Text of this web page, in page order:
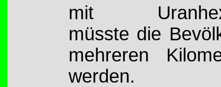
mit
müsste die
mehreren
werden.